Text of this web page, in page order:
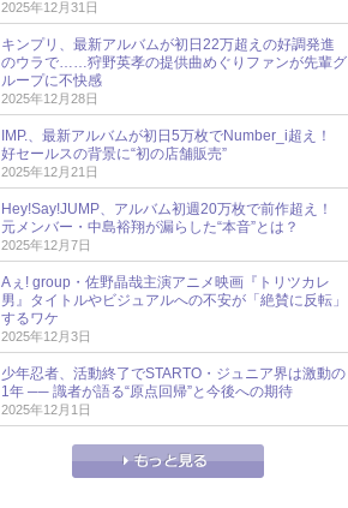
2025年12月31日
キンプリ、最新アルバムが初日22万超えの好調発進
のウラで……狩野英孝の提供曲めぐりファンが先輩グ
ループに不快感
2025年12月28日
IMP.、最新アルバムが初日5万枚でNumber_i超え！
好セールスの背景に“初の店舗販売”
2025年12月21日
Hey!Say!JUMP、アルバム初週20万枚で前作超え！
元メンバー・中島裕翔が漏らした“本音”とは？
2025年12月7日
Aぇ! group・佐野晶哉主演アニメ映画『トリツカレ
男』タイトルやビジュアルへの不安が「絶賛に反転」
するワケ
2025年12月3日
少年忍者、活動終了でSTARTO・ジュニア界は激動の
1年 ── 識者が語る“原点回帰”と今後への期待
2025年12月1日